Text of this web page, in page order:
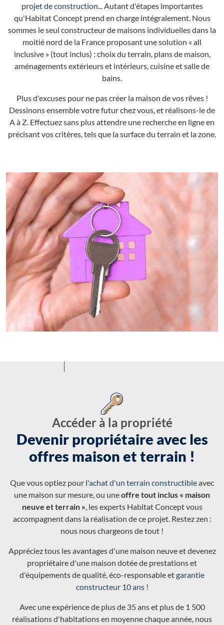
projet de construction... Autant d'étapes importantes
qu'Habitat Concept prend en charge intégralement. Nous
sommes le seul constructeur de maisons individuelles dans la
moitié nord de la France proposant une solution « all
inclusive » (tout inclus) : choix du terrain, plans de maison,
aménagements extérieurs et intérieurs, cuisine et salle de
bains.
Plus d'excuses pour ne pas créer la maison de vos rêves !
Dessinons ensemble votre futur chez vous, et réalisons-le de
A à Z. Effectuez sans plus attendre une recherche en ligne en
précisant vos critères, tels que la surface du terrain et la zone.
Accéder à la propriété
Devenir propriétaire avec les
offres maison et terrain !
Que vous optiez pour l'achat d'un terrain constructibleavec
une maison sur mesure, ou uneoffre tout inclus « maison
neuve et terrain », les experts Habitat Concept vous
accompagnent dans la réalisation de ce projet. Restez zen :
nous nous chargeons de tout !
Appréciez tous les avantages d'une maison neuve et devenez
propriétaire d'une maison dotée de prestations et
d'équipements de qualité, éco-responsable etgarantie
constructeur 10 ans!
Avec une expérience de plus de 35 ans et plus de 1 500
réalisations d'habitations en moyenne chaque année, nous